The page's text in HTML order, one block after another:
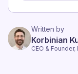
Written by
Korbinian
CEO & Founder,